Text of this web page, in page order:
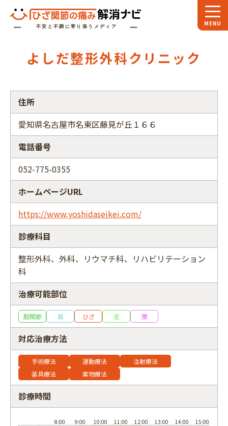
スペシャル 対談
お役立ちコラム
専門家インタビュー
フリーワード
よしだ整形外科クリニック
住所
愛知県名古屋市名東区藤見が丘１６６
電話番号
052-775-0355
ホームページURL
https://www.yoshidaseikei.com/
診療科目
整形外科、外科、リウマチ科、リハビリテーション
科
治療可能部位
股関節 肩 ひざ 足 腰
対応治療方法
手術療法 運動療法
注射療法
装具療法
薬物療法
診療時間